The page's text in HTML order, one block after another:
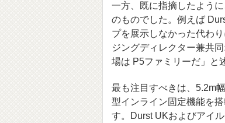
一方、既に指摘したよう
のものでした。例えば
プを展示しなかった代わ
ジングディレクター兼共
場は P5ファミリーだ」と
最も注目すべきは、5.2m
型インライン固定機能を
す。Durst UKおよびアイ